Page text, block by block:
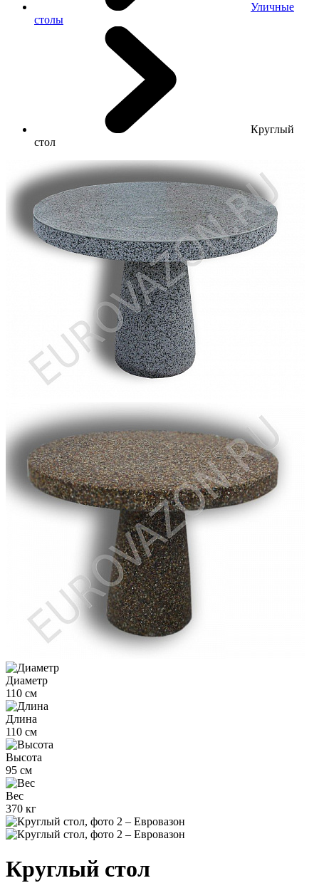
Уличные
столы
Круглый
стол
Диаметр
110 см
Длина
110 см
Высота
95 см
Вес
370 кг
Круглый стол